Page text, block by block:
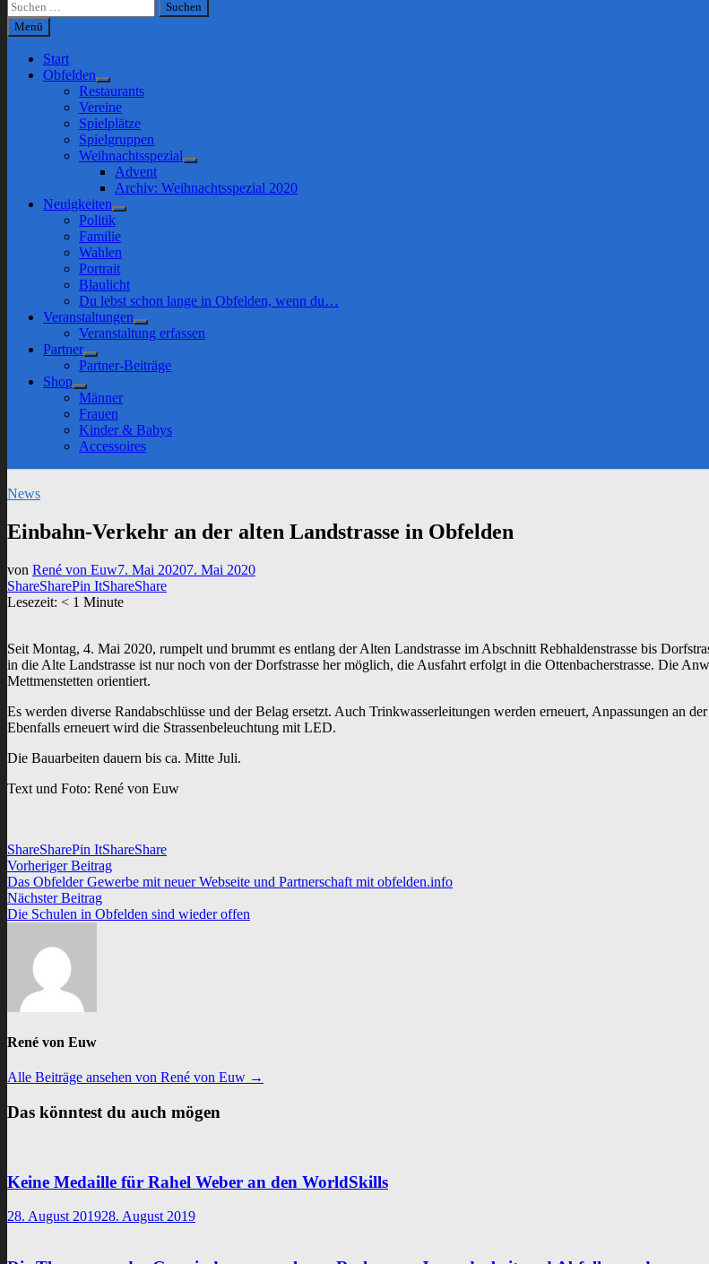
Suchen
nach:
Menü
Start
Obfelden
Show
sub
menu
Restaurants
Vereine
Spielplätze
Spielgruppen
Weihnachtsspezial
Show
menu
Advent
Archiv: Weihnachtsspezial 2020
Neuigkeiten
Show
menu
Politik
Familie
Wahlen
Portrait
Blaulicht
Du lebst schon lange in Obfelden, wenn du…
Veranstaltungen
Show
sub
Veranstaltung erfassen
Partner
Show
sub
Partner-Beiträge
Shop
Show
sub
menu
Männer
Frauen
Kinder & Babys
Accessoires
News
Einbahn-Verkehr an der alten Landstrasse in Obfelden
von René von Euw7. Mai 20207. Mai 2020
ShareSharePin ItShareShare
Lesezeit: < 1 Minute
Seit Montag, 4. Mai 2020, rumpelt und brummt es entlang der Alten Landstrasse im Abschnitt Rebhaldenstrasse bis
in die Alte Landstrasse ist nur noch von der Dorfstrasse her möglich, die Ausfahrt erfolgt in die Ottenbacherstrasse. Die
Mettmenstetten orientiert.
Es werden diverse Randabschlüsse und der Belag ersetzt. Auch Trinkwasserleitungen werden erneuert, Anpassungen an
Ebenfalls erneuert wird die Strassenbeleuchtung mit LED.
Die Bauarbeiten dauern bis ca. Mitte Juli.
Text und Foto: René von Euw
ShareSharePin ItShareShare
Beitragsnavigation
Vorheriger BeitragVorheriger
Beitrag:
Das Obfelder Gewerbe mit neuer Webseite und Partnerschaft mit obfelden.info
Nächster BeitragNächster
Beitrag:
Die Schulen in Obfelden sind wieder offen
René von Euw
Alle Beiträge ansehen von René von Euw →
Das könntest du auch mögen
Keine Medaille für Rahel Weber an den WorldSkills
28. August 201928. August 2019